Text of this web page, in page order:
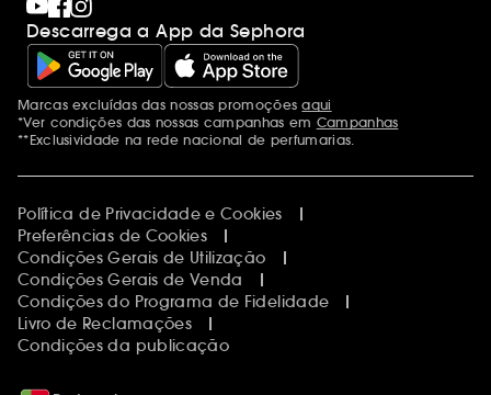
Descarrega a App da Sephora
Menções adicionais
Marcas excluídas das nossas promoçõesaqui
*Ver condições das nossas campanhas em Campanhas
**Exclusividade na rede nacional de perfumarias.
Política de Privacidade e Cookies
Preferências de Cookies
Condições Gerais de Utilização
Condições Gerais de Venda
Condições do Programa de Fidelidade
Livro de Reclamações
Condições da publicação